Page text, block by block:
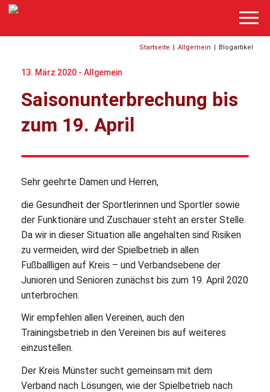
Startseite | Allgemein | Blogartikel
13. März 2020 - Allgemein
Saisonunterbrechung bis
zum 19. April
Sehr geehrte Damen und Herren,
die Gesundheit der Sportlerinnen und Sportler sowie
der Funktionäre und Zuschauer steht an erster Stelle.
Da wir in dieser Situation alle angehalten sind Risiken
zu vermeiden, wird der Spielbetrieb in allen
Fußballligen auf Kreis – und Verbandsebene der
Junioren und Senioren zunächst bis zum 19. April 2020
unterbrochen.
Wir empfehlen allen Vereinen, auch den
Trainingsbetrieb in den Vereinen bis auf weiteres
einzustellen.
Der Kreis Münster sucht gemeinsam mit dem
Verband nach Lösungen, wie der Spielbetrieb nach